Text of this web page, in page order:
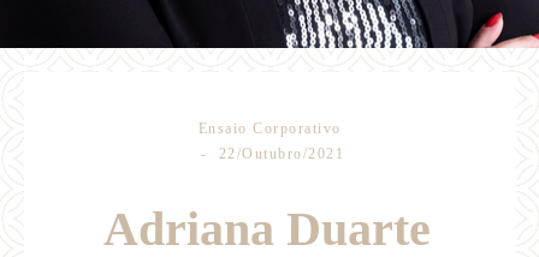
Ensaio Corporativo
22/Outubro/2021
Adriana Duarte